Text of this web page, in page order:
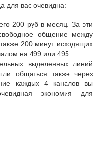
для вас очевидна:
200 руб в месяц. За эти
общение между
200 минут исходящих
на 499 или 495.
выделенных линий
общаться также через
каждых 4 каналов вы
экономия для